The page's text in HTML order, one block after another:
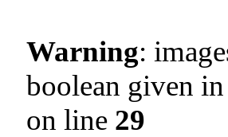
Warning:
boolean given in
on line 29